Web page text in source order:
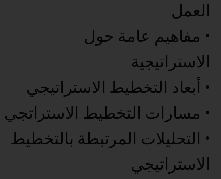
العمل
• مفاهيم عامة حول
الاستراتيجية
• أبعاد التخطيط الاستراتيجي
• مسارات التخطيط الاستراتجي
• التحليلات المرتبطة بالتخطيط
الاستراتيجي